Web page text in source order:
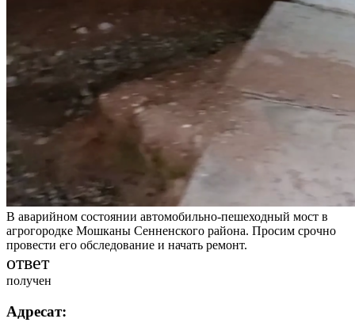
В аварийном состоянии автомобильно-пешеходный мост в
агрогородке Мошканы Сенненского района. Просим срочно
провести его обследование и начать ремонт.
ответ
получен
Адресат: